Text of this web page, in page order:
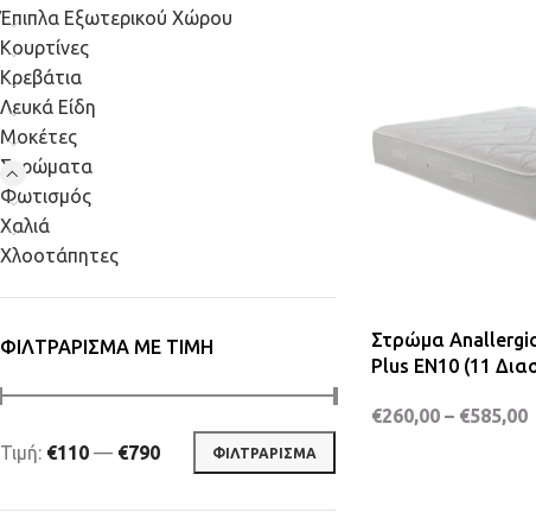
Έπιπλα Εξωτερικού Χώρου
Κουρτίνες
Κρεβάτια
Λευκά Είδη
Μοκέτες
Στρώματα
Φωτισμός
Χαλιά
Χλοοτάπητες
ΦΙΛΤΡΆΡΙΣΜΑ ΜΕ ΤΙΜΉ
ΦΙΛΤΡΆΡΙΣΜΑ
Τιμή: €110 — €790
Στρώμα
Plus EN10 (11
€260,00 – €585,00